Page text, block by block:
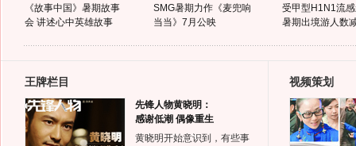
《故事中国》暑期故事
会 讲述心中英雄故事
SMG暑期力作《麦兜响
当当》7月公映
受甲型H1N1流
暑期出境游人数
王牌栏目
先锋人物黄晓明：
感谢低潮 偶像重生
黄晓明开始意识到，有些事
视频策划